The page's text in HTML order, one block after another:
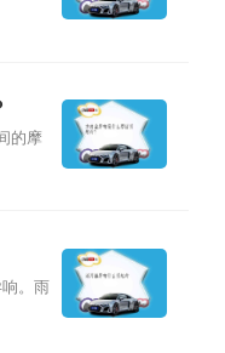
的摩
。雨